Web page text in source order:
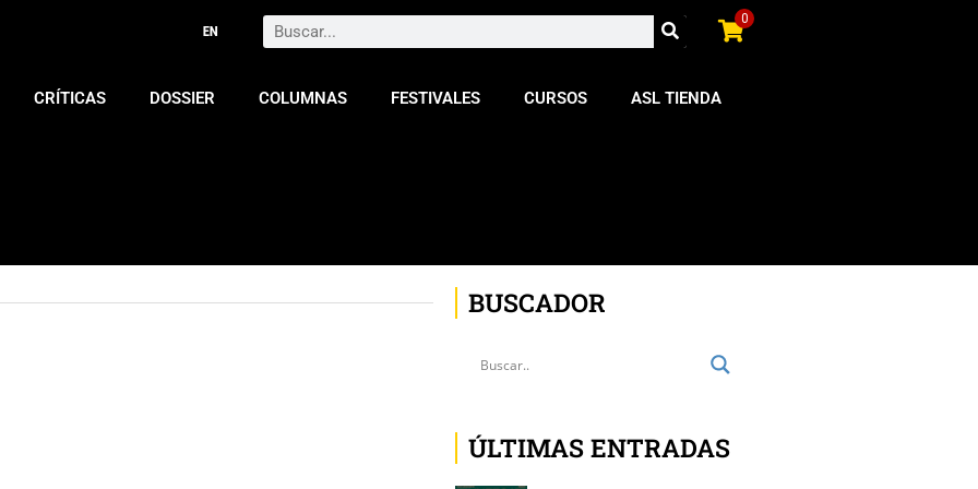
Search 0
CRÍTICAS DOSSIER COLUMNAS FESTIVALES CURSOS ASL TIENDA
BUSCADOR
ÚLTIMAS ENTRADAS